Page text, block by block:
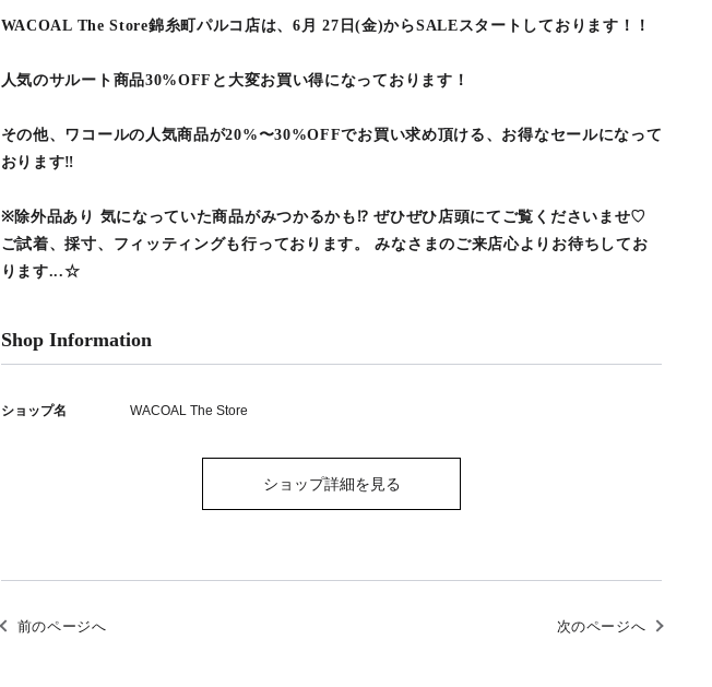
WACOAL The Store錦糸町パルコ店は、6月 27日(金)からSALEスタートしております！！
人気のサルート商品30%OFFと大変お買い得になっております！
その他、ワコールの人気商品が20%〜30%OFFでお買い求め頂ける、お得なセールになって
おります‼︎
※除外品あり 気になっていた商品がみつかるかも⁉︎ ぜひぜひ店頭にてご覧くださいませ♡
ご試着、採寸、フィッティングも行っております。 みなさまのご来店心よりお待ちしてお
ります...☆
Shop Information
ショップ名 WACOAL The Store
ショップ詳細を見る
前のページへ 次のページへ